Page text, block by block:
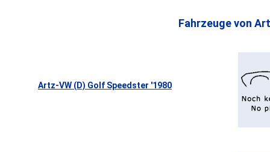
Fahrzeuge von
Artz-VW (D) Golf Speedster '1980